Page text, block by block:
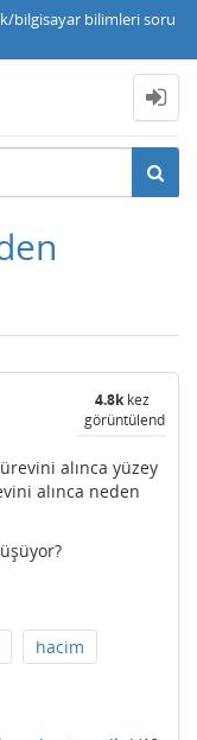
bilgisayar bilimleri soru
4.8kkez
görüntülendi
alınca yüzey
alınca neden
hacim